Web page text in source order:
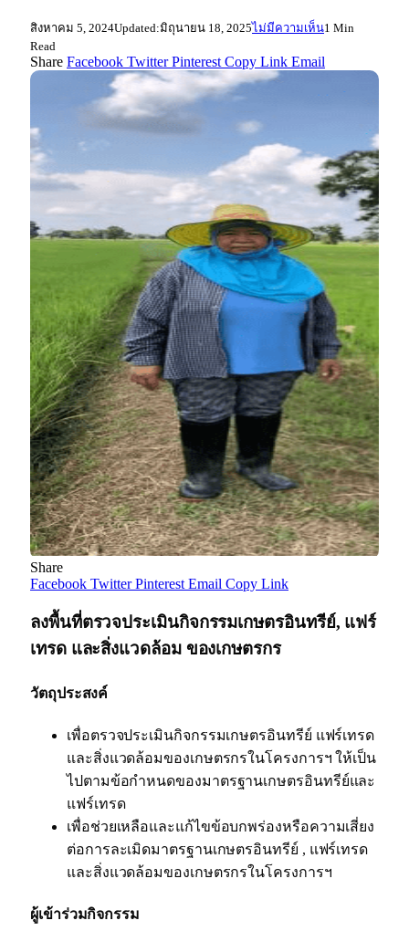
สิงหาคม 5, 2024Updated:มิถุนายน 18, 2025ไม่มีความเห็น1 Min
Read
Share Facebook Twitter Pinterest Copy Link Email
Share
Facebook Twitter Pinterest Email Copy Link
ลงพื้นที่ตรวจประเมินกิจกรรมเกษตรอินทรีย์, แฟร์
เทรด และสิ่งแวดล้อม ของเกษตรกร
วัตถุประสงค์
เพื่อตรวจประเมินกิจกรรมเกษตรอินทรีย์ แฟร์เทรด
และสิ่งแวดล้อมของเกษตรกรในโครงการฯ ให้เป็น
ไปตามข้อกำหนดของมาตรฐานเกษตรอินทรีย์และ
แฟร์เทรด
เพื่อช่วยเหลือและแก้ไขข้อบกพร่องหรือความเสี่ยง
ต่อการละเมิดมาตรฐานเกษตรอินทรีย์ , แฟร์เทรด
และสิ่งแวดล้อมของเกษตรกรในโครงการฯ
ผู้เข้าร่วมกิจกรรม